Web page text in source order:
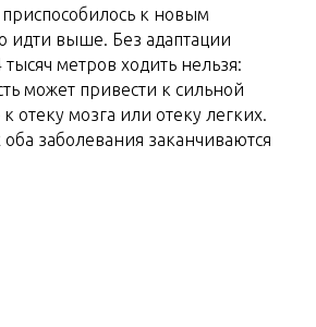
приспособилось к новым
идти выше. Без адаптации
метров ходить нельзя:
может привести к сильной
отеку мозга или отеку легких.
заболевания заканчиваются